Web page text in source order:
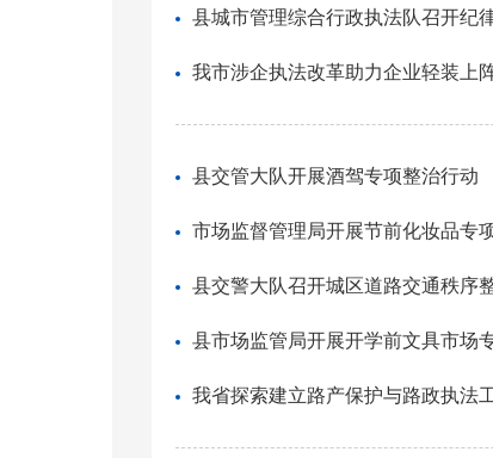
县城市管理综合行政执法队召开纪
我市涉企执法改革助力企业轻装上
县交管大队开展酒驾专项整治行动
市场监督管理局开展节前化妆品专
县交警大队召开城区道路交通秩序
县市场监管局开展开学前文具市场
我省探索建立路产保护与路政执法